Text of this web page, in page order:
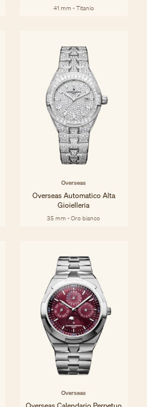
41 mm - Titanio
Overseas
Overseas Automatico Alta
Gioielleria
35 mm - Oro bianco
Overseas